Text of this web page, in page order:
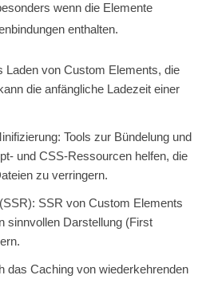
wenn die Elemente
enthalten.
Laden von Custom Elements, die
die anfängliche Ladezeit einer
Tools zur Bündelung und
und CSS-Ressourcen helfen, die
zu verringern.
SSR von Custom Elements
sinnvollen Darstellung (First
das Caching von wiederkehrenden